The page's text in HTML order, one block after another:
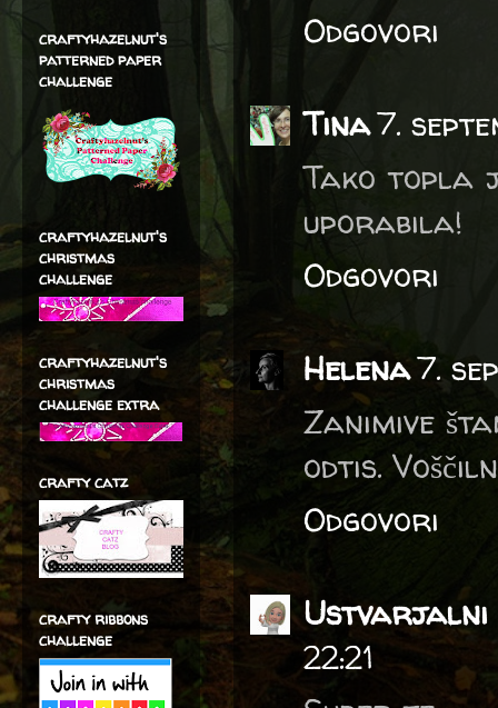
Odgovori
Tina7.
Tako topla
uporabila!
Odgovori
Helena7.
Zanimive
odtis.
Odgovori
Ustvarjalni
22:21
craftyhazelnut's
patterned paper
challenge
craftyhazelnut's
christmas
challenge
craftyhazelnut's
christmas
challenge extra
crafty catz
crafty ribbons
challenge